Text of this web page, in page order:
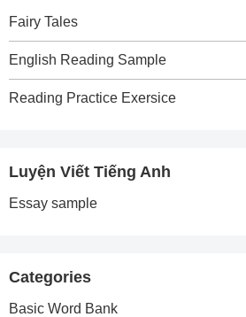
Fairy Tales
English Reading Sample
Reading Practice Exersice
Luyện Viết Tiếng Anh
Essay sample
Categories
Basic Word Bank